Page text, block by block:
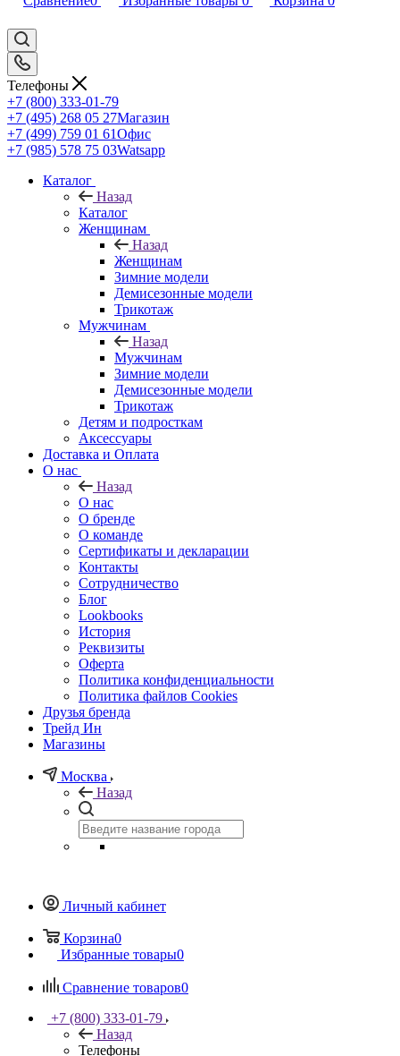
Телефоны
+7 (800) 333-01-79
+7 (495) 268 05 27Магазин
+7 (499) 759 01 61Офис
+7 (985) 578 75 03Watsapp
Каталог
Назад
Каталог
Женщинам
Назад
Женщинам
Зимние модели
Демисезонные модели
Трикотаж
Мужчинам
Назад
Мужчинам
Зимние модели
Демисезонные модели
Трикотаж
Детям и подросткам
Аксессуары
Доставка и Оплата
О нас
Назад
О нас
О бренде
О команде
Сертификаты и декларации
Контакты
Сотрудничество
Блог
Lookbooks
История
Реквизиты
Оферта
Политика конфиденциальности
Политика файлов Cookies
Друзья бренда
Трейд Ин
Магазины
Москва
Назад
Личный кабинет
Корзина0
Избранные товары0
Сравнение товаров0
+7 (800) 333-01-79
Назад
Телефоны